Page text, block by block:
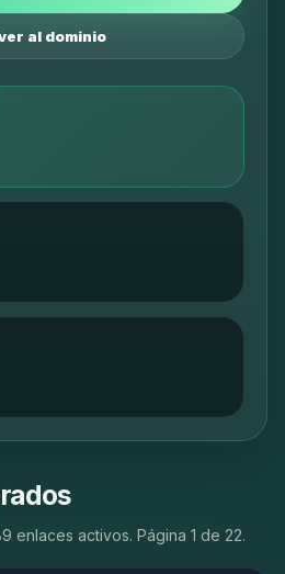
al dominio
enlaces activos. Página 1 de 22.